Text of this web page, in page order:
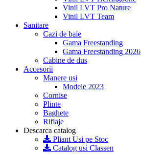
Vinil LVT Pro Nature
Vinil LVT Team
Sanitare
Cazi de baie
Gama Freestanding
Gama Freestanding 2026
Cabine de dus
Accesorii
Manere usi
Modele 2023
Cornise
Plinte
Baghete
Riflaje
Descarca catalog
Pliant Usi pe Stoc
Catalog usi Classen